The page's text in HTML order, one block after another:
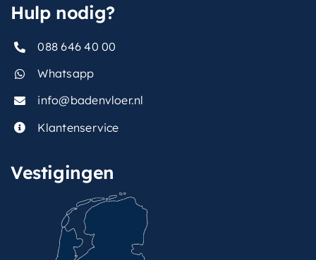
Hulp nodig?
088 646 40 00
Whatsapp
info@badenvloer.nl
Klantenservice
Vestigingen